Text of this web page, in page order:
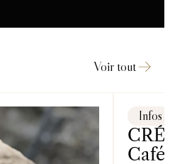
Voir tout
Infos